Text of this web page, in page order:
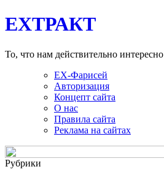
EXТРАКТ
То, что нам действительно интересно
EX-Фарисей
Авторизация
Концепт сайта
О нас
Правила сайта
Реклама на сайтах
Рубрики